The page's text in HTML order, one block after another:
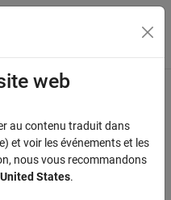
du menu
web
au contenu traduit dans
et voir les événements et les
nous vous recommandons
United States.